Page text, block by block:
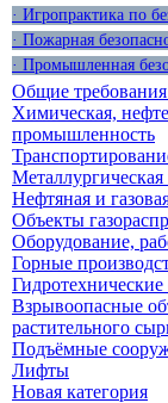
· Игропрактика по
· Пожарная
· Промышленная
Общие
Химическая,
промышленность
Нефтяная и
Объекты
Оборудование,
Горные
Взрывоопасные
растительного
Подъёмные
Лифты
Новая категория